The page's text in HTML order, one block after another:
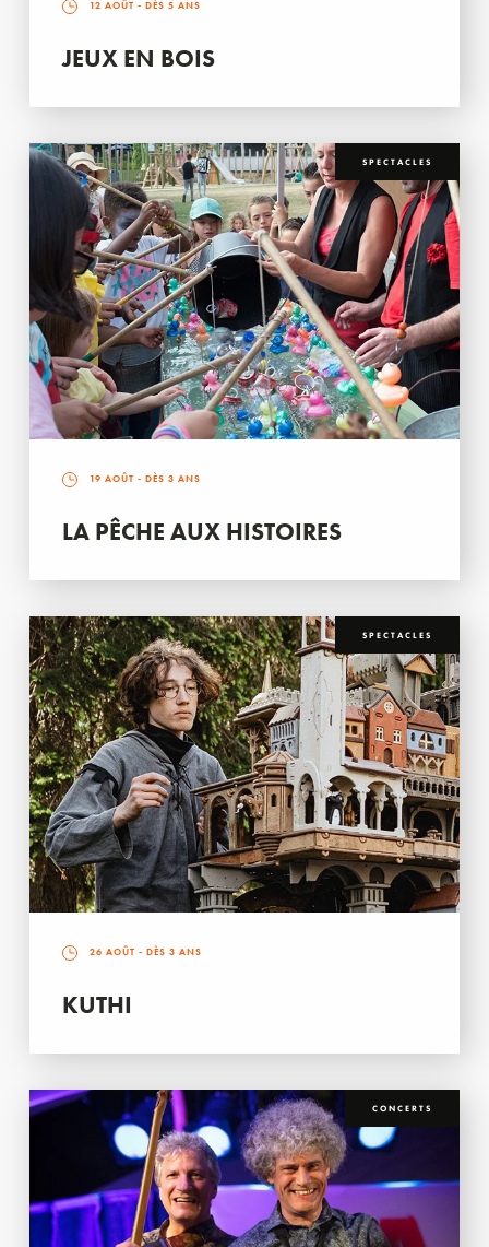
12 AOÛT - DÈS 5 ANS
JEUX EN BOIS
SPECTACLES
19 AOÛT - DÈS 3 ANS
LA PÊCHE AUX HISTOIRES
SPECTACLES
26 AOÛT - DÈS 3 ANS
KUTHI
CONCERTS